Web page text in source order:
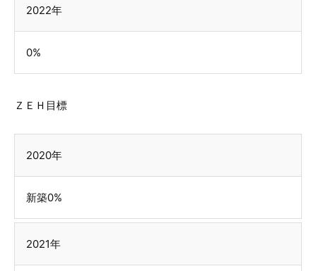
2022年
0%
ＺＥＨ目標
2020年
新築0%
2021年